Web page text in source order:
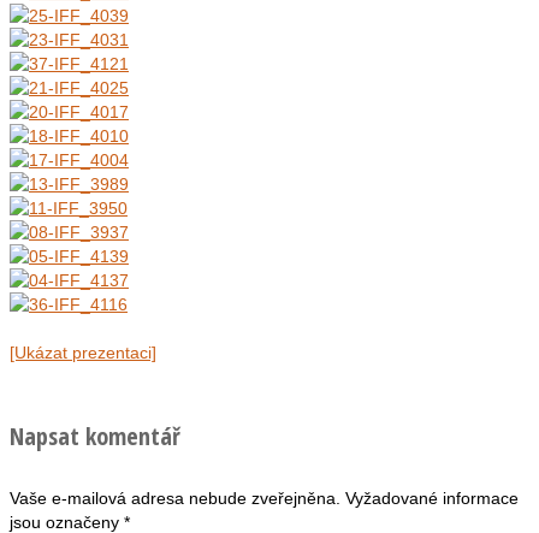
[Ukázat prezentaci]
Napsat komentář
Vaše e-mailová adresa nebude zveřejněna. Vyžadované informace
jsou označeny *